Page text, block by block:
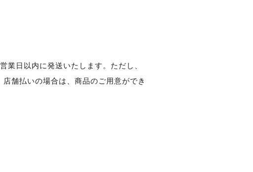
業日以内に発送いたします。ただし、
舗払いの場合は、商品のご用意ができ